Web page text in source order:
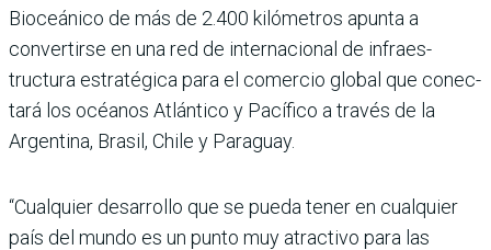
Bioceánico de más de 2.400 kilómetros apunta a
convertirse en una red de internacional de infraes­
tructura estratégica para el comercio global que conec­
tará los océanos Atlántico y Pacífico a través de la
Argen­tina, Brasil, Chile y Paraguay.
“Cualquier desarrollo que se pueda tener en cualquier
país del mundo es un punto muy atractivo para las